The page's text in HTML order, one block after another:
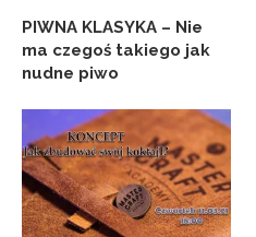
PIWNA KLASYKA – Nie
ma czegoś takiego jak
nudne piwo